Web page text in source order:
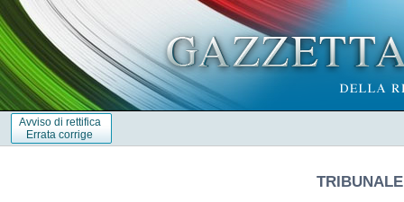
Avviso di rettifica
Errata corrige